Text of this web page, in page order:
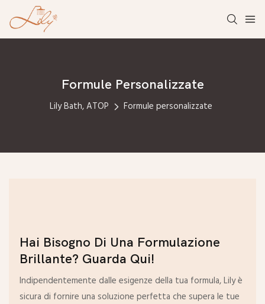
Formule Personalizzate
Lily Bath, ATOP Formule personalizzate
Hai Bisogno Di Una Formulazione
Brillante? Guarda Qui!
Indipendentemente dalle esigenze della tua formula, Lily è
sicura di fornire una soluzione perfetta che supera le tue